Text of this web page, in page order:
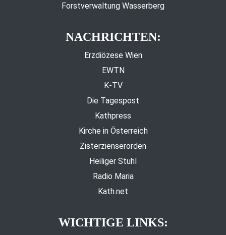
Forstverwaltung Wasserberg
NACHRICHTEN:
Erzdiözese Wien
EWTN
K-TV
Die Tagespost
Kathpress
Kirche in Österreich
Zisterzienserorden
Heiliger Stuhl
Radio Maria
Kath.net
WICHTIGE LINKS: